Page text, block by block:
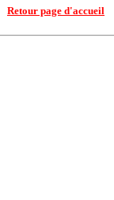
Retour page d'accueil